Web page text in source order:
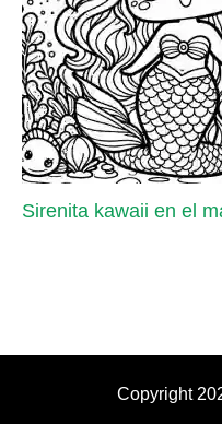
Sirenita kawaii en el
Copyright